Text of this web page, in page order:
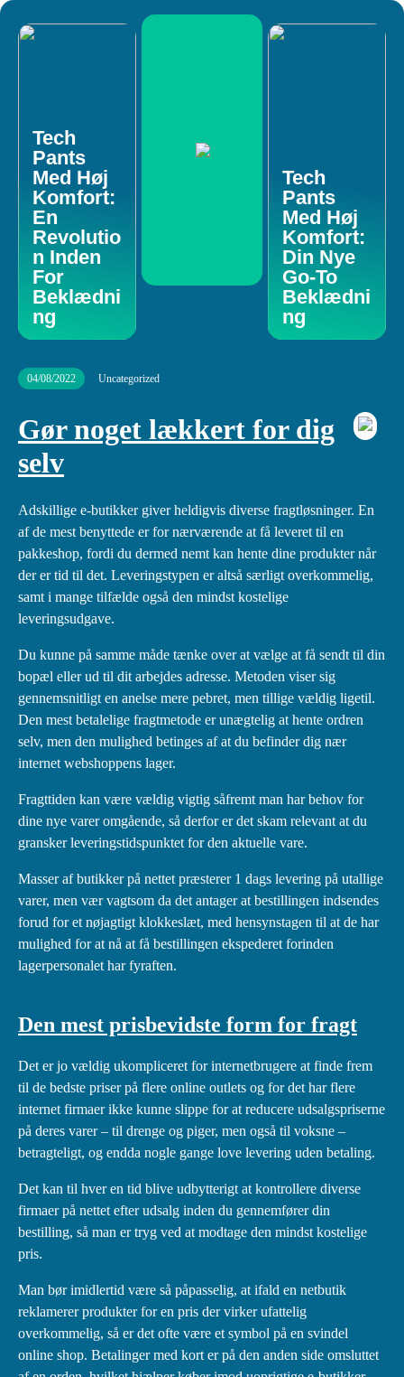
Tech
Pants
Med Høj
Komfort:
En
Revolutio
n Inden
For
Beklædni
ng
Tech
Pants
Med Høj
Komfort:
Din Nye
Go-To
Beklædni
ng
04/08/2022 Uncategorized
Gør noget lækkert for dig
selv
Adskillige e-butikker giver heldigvis diverse fragtløsninger. En
af de mest benyttede er for nærværende at få leveret til en
pakkeshop, fordi du dermed nemt kan hente dine produkter når
der er tid til det. Leveringstypen er altså særligt overkommelig,
samt i mange tilfælde også den mindst kostelige
leveringsudgave.
Du kunne på samme måde tænke over at vælge at få sendt til din
bopæl eller ud til dit arbejdes adresse. Metoden viser sig
gennemsnitligt en anelse mere pebret, men tillige vældig ligetil.
Den mest betalelige fragtmetode er unægtelig at hente ordren
selv, men den mulighed betinges af at du befinder dig nær
internet webshoppens lager.
Fragttiden kan være vældig vigtig såfremt man har behov for
dine nye varer omgående, så derfor er det skam relevant at du
gransker leveringstidspunktet for den aktuelle vare.
Masser af butikker på nettet præsterer 1 dags levering på utallige
varer, men vær vagtsom da det antager at bestillingen indsendes
forud for et nøjagtigt klokkeslæt, med hensynstagen til at de har
mulighed for at nå at få bestillingen ekspederet forinden
lagerpersonalet har fyraften.
Den mest prisbevidste form for fragt
Det er jo vældig ukompliceret for internetbrugere at finde frem
til de bedste priser på flere online outlets og for det har flere
internet firmaer ikke kunne slippe for at reducere udsalgspriserne
på deres varer – til drenge og piger, men også til voksne –
betragteligt, og endda nogle gange love levering uden betaling.
Det kan til hver en tid blive udbytterigt at kontrollere diverse
firmaer på nettet efter udsalg inden du gennemfører din
bestilling, så man er tryg ved at modtage den mindst kostelige
pris.
Man bør imidlertid være så påpasselig, at ifald en netbutik
reklamerer produkter for en pris der virker ufattelig
overkommelig, så er det ofte være et symbol på en svindel
online shop. Betalinger med kort er på den anden side omsluttet